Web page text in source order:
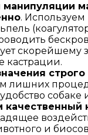
. Используем
скорейшему
кастрации.
строго
лишних
собаке
качественный
и